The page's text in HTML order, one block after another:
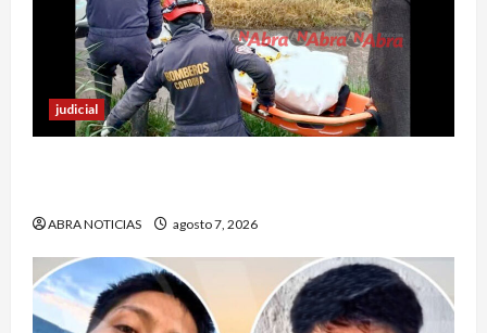
judicial
ABRA NOTICIAS agosto 7, 2026